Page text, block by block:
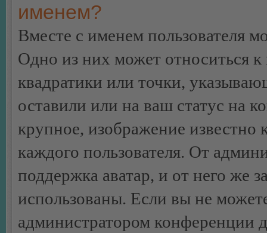
именем?
Вместе с именем пользователя
Одно из них может относиться
квадратики или точки,
оставили или на ваш статус на
крупное, изображение известно
каждого пользователя. От
поддержка аватар, и от него же
использованы. Если вы не
администратором конференции